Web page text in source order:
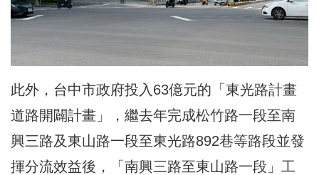
此外，台中市政府投入63億元的「東光路計畫
道路開闢計畫」，繼去年完成松竹路一段至南
興三路及東山路一段至東光路892巷等路段並發
揮分流效益後，「南興三路至東山路一段」工